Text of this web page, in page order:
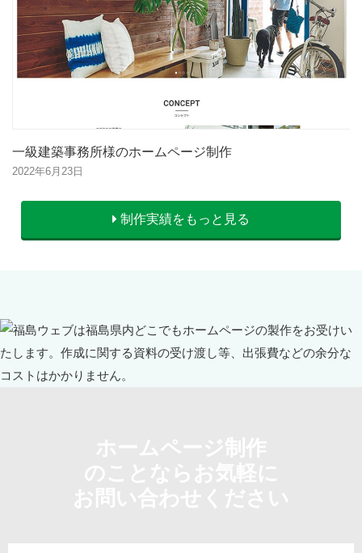
一級建築事務所様のホームページ制作
2022年6月23日
制作実績をもっと見る